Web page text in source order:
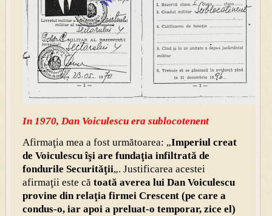
In 1970, Dan Voiculescu era sublocotenent
Afirmaţia mea a fost următoarea: „Imperiul creat
de Voiculescu îşi are fundaţia infiltrată de
fondurile Securităţii„. Justificarea acestei
afirmaţii este că toată averea lui Dan Voiculescu
provine din relaţia firmei Crescent (pe care a
condus-o, iar apoi a preluat-o temporar, zice el)